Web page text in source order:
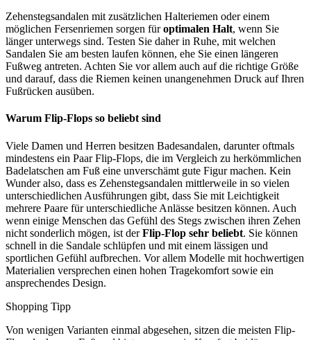
Zehenstegsandalen mit zusätzlichen Halteriemen oder einem
möglichen Fersenriemen sorgen füroptimalen Halt, wenn Sie
länger unterwegs sind. Testen Sie daher in Ruhe, mit welchen
Sandalen Sie am besten laufen können, ehe Sie einen längeren
Fußweg antreten. Achten Sie vor allem auch auf die richtige Größe
und darauf, dass die Riemen keinen unangenehmen Druck auf Ihren
Fußrücken ausüben.
Warum Flip-Flops so beliebt sind
Viele Damen und Herren besitzen Badesandalen, darunter oftmals
mindestens ein Paar Flip-Flops, die im Vergleich zu herkömmlichen
Badelatschen am Fuß eine unverschämt gute Figur machen. Kein
Wunder also, dass es Zehenstegsandalen mittlerweile in so vielen
unterschiedlichen Ausführungen gibt, dass Sie mit Leichtigkeit
mehrere Paare für unterschiedliche Anlässe besitzen können. Auch
wenn einige Menschen das Gefühl des Stegs zwischen ihren Zehen
nicht sonderlich mögen, ist derFlip-Flop sehr beliebt. Sie können
schnell in die Sandale schlüpfen und mit einem lässigen und
sportlichen Gefühl aufbrechen. Vor allem Modelle mit hochwertigen
Materialien versprechen einen hohen Tragekomfort sowie ein
ansprechendes Design.
Shopping Tipp
Von wenigen Varianten einmal abgesehen, sitzen die meisten Flip-